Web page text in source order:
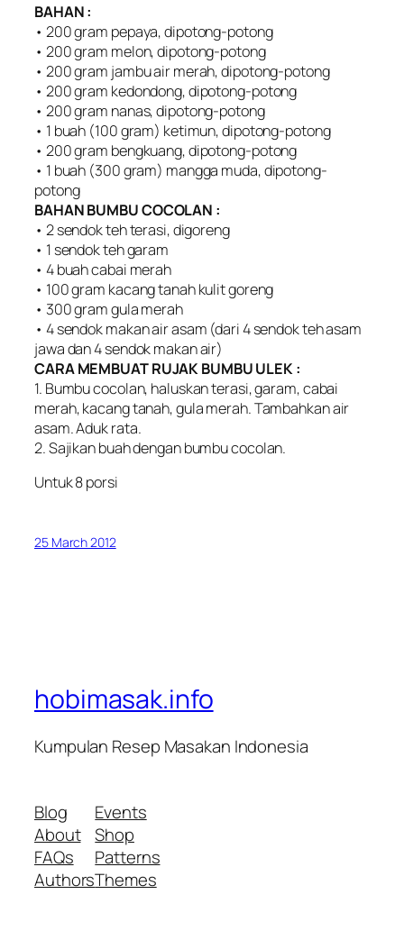
BAHAN :
• 200 gram pepaya, dipotong-potong
• 200 gram melon, dipotong-potong
• 200 gram jambu air merah, dipotong-potong
• 200 gram kedondong, dipotong-potong
• 200 gram nanas, dipotong-potong
• 1 buah (100 gram) ketimun, dipotong-potong
• 200 gram bengkuang, dipotong-potong
• 1 buah (300 gram) mangga muda, dipotong-
potong
BAHAN BUMBU COCOLAN :
• 2 sendok teh terasi, digoreng
• 1 sendok teh garam
• 4 buah cabai merah
• 100 gram kacang tanah kulit goreng
• 300 gram gula merah
• 4 sendok makan air asam (dari 4 sendok teh asam
jawa dan 4 sendok makan air)
CARA MEMBUAT RUJAK BUMBU ULEK :
1. Bumbu cocolan, haluskan terasi, garam, cabai
merah, kacang tanah, gula merah. Tambahkan air
asam. Aduk rata.
2. Sajikan buah dengan bumbu cocolan.
Untuk 8 porsi
25 March 2012
hobimasak.info
Kumpulan Resep Masakan Indonesia
Blog
About
FAQs
Authors
Events
Shop
Patterns
Themes